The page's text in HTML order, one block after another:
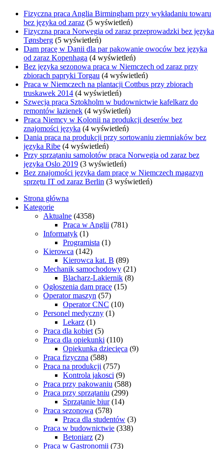
Fizyczna praca Anglia Birmingham przy wykładaniu towaru
bez języka od zaraz (5 wyświetleń)
Fizyczna praca Norwegia od zaraz przeprowadzki bez języka
Tønsberg (5 wyświetleń)
Dam pracę w Danii dla par pakowanie owoców bez języka
od zaraz Kopenhaga (4 wyświetleń)
Bez języka sezonowa praca w Niemczech od zaraz przy
zbiorach papryki Torgau (4 wyświetleń)
Praca w Niemczech na plantacji Cottbus przy zbiorach
truskawek 2014 (4 wyświetleń)
Szwecja praca Sztokholm w budownictwie kafelkarz do
remontów łazienek (4 wyświetleń)
Praca Niemcy w Kolonii na produkcji deserów bez
znajomości języka (4 wyświetleń)
Dania praca na produkcji przy sortowaniu ziemniaków bez
języka Ribe (4 wyświetleń)
Przy sprzątaniu samolotów praca Norwegia od zaraz bez
języka Oslo 2019 (3 wyświetleń)
Bez znajomości języka dam pracę w Niemczech magazyn
sprzętu IT od zaraz Berlin (3 wyświetleń)
Strona główna
Kategorie
Aktualne (4358)
Praca w Anglii (781)
Informatyk (1)
Programista (1)
Kierowca (142)
Kierowca kat. B (89)
Mechanik samochodowy (21)
Blacharz-Lakiernik (8)
Ogłoszenia dam pracę (15)
Operator maszyn (57)
Operator CNC (10)
Personel medyczny (1)
Lekarz (1)
Praca dla kobiet (5)
Praca dla opiekunki (110)
Opiekunka dziecięca (9)
Praca fizyczna (588)
Praca na produkcji (757)
Kontrola jakosci (9)
Praca przy pakowaniu (588)
Praca przy sprzątaniu (299)
Sprzątanie biur (14)
Praca sezonowa (578)
Praca dla studentów (3)
Praca w budownictwie (338)
Betoniarz (2)
Praca w Gastronomii (73)